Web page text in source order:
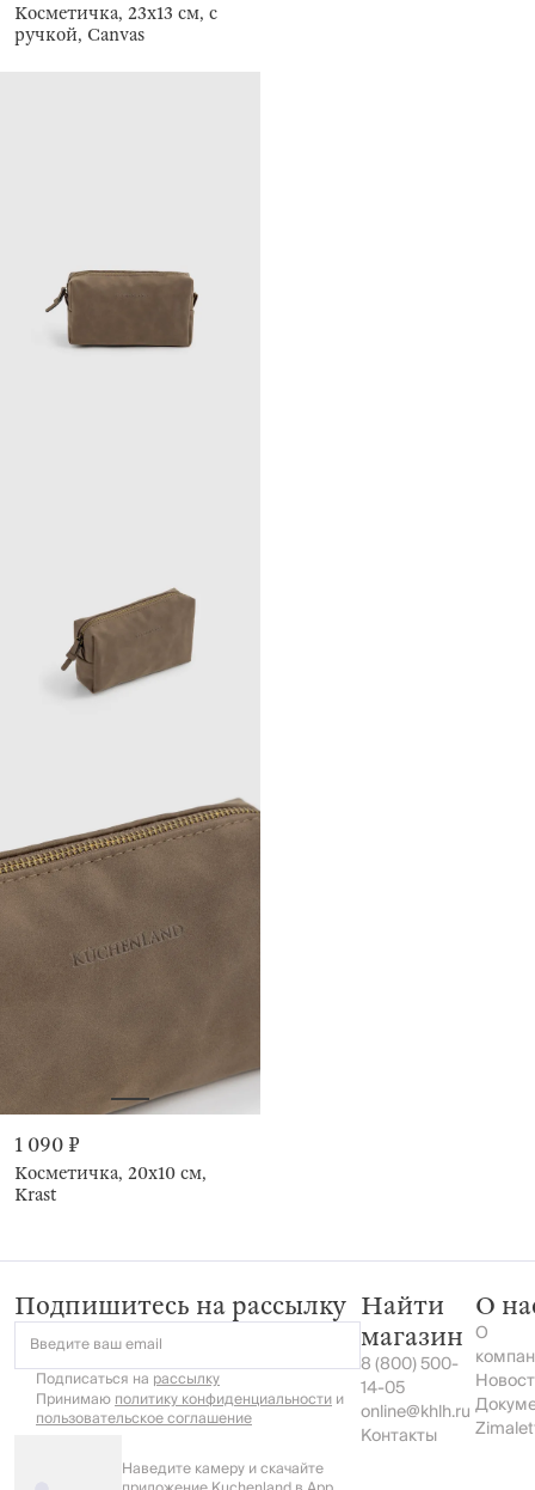
Косметичка, 23х13 см, с
ручкой, Canvas
1 090 ₽
Косметичка, 20х10 см,
Krast
Подпишитесь на рассылку
Введите ваш email
Подписаться на рассылку
Принимаюполитику конфиденциальностии
пользовательское соглашение
Наведите камеру и скачайте
Найти
магазин
8 (800) 500-
14-05
online@khlh.ru
Контакты
О
О